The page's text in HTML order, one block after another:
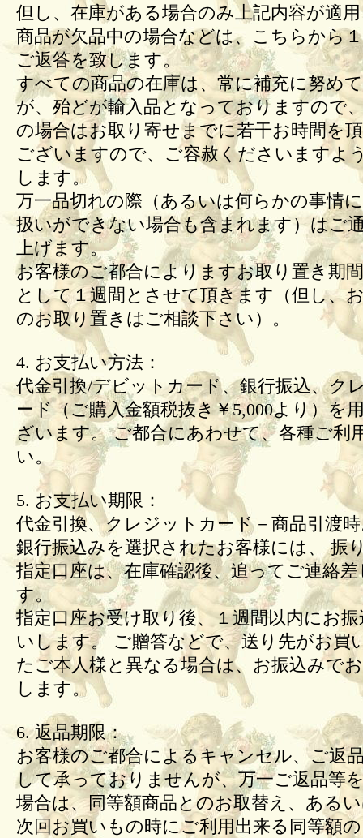
但し、在庫がある場合のみ上記内容が適
商品が欠品中の場合などは、こちらから
ご返答を致します。
すべての商品の在庫は、常に補充に努め
が、殆どが輸入品となっておりますので
の場合はお取り寄せまでに若干お時間を
ございますので、ご容赦くださいますよ
します。
万一品切れの際（あるいは何らかの事情
扱いができない場合も含まれます）はご
上げます。
お客様のご都合によりますお取り置き期
として１週間とさせて頂きます（但し、
のお取り置きはご相談下さい）。
4. お支払い方法：
代金引換/デビットカード、銀行振込、ク
ード（ご購入金額税抜き￥5,000より）を
ざいます。 ご都合にあわせて、各種ご利
い。
5. お支払い期限：
代金引換、クレジットカード－商品引渡
銀行振込みを選択されたお客様には、 振
指定口座は、在庫確認後、追ってご連絡
す。
指定口座お受け取り後、１週間以内にお
いします。 ご贈答などで、送り先がお買
たご本人様と異なる場合は、お振込みで
します。
6. 返品期限：
お客様のご都合によるキャンセル、ご返
して承っておりませんが、万一ご返品等
場合は、同等額商品とのお取替え、ある
次回お買いもの時にご利用出来る同等額